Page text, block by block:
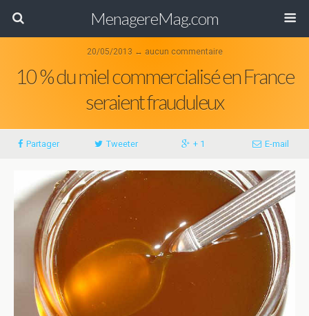
MenagereMag.com
20/05/2013 ↔ aucun commentaire
10 % du miel commercialisé en France
seraient frauduleux
Partager Tweeter + 1 E-mail